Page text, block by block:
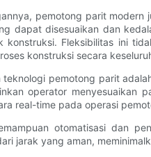
pemotong parit
dapat disesuaikan dan
Fleksibilitas ini
konstruksi secara
teknologi pemotong parit
operator
real-time pada operasi
otomatisasi dan
jarak yang aman,